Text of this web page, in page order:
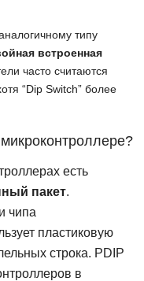
типу
встроенная
часто считаются
“Dip Switch” более
есть
пакет.
чипа
пластиковую
строка. PDIP
в